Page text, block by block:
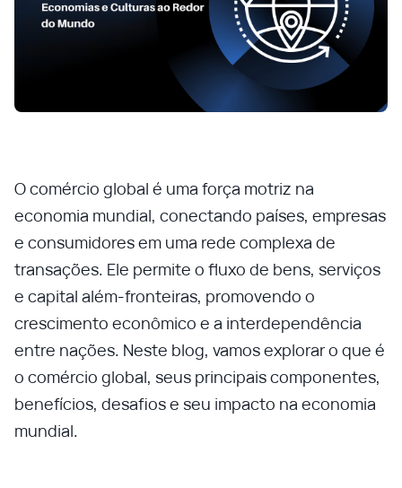
O comércio global é uma força motriz na
economia mundial, conectando países, empresas
e consumidores em uma rede complexa de
transações. Ele permite o fluxo de bens, serviços
e capital além-fronteiras, promovendo o
crescimento econômico e a interdependência
entre nações. Neste blog, vamos explorar o que é
o comércio global, seus principais componentes,
benefícios, desafios e seu impacto na economia
mundial.